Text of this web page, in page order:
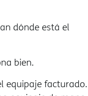
dónde está el
bien.
equipaje facturado.